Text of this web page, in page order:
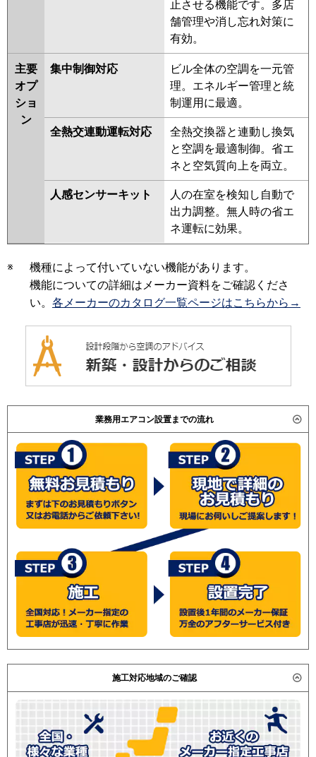
止させる機能です。多店
舗管理や消し忘れ対策に
有効。
主要
オプ
ショ
ン
集中制御対応
ビル全体の空調を一元管
理。エネルギー管理と統
制運用に最適。
全熱交連動運転対応
全熱交換器と連動し換気
と空調を最適制御。省エ
ネと空気質向上を両立。
人感センサーキット
人の在室を検知し自動で
出力調整。無人時の省エ
ネ運転に効果。
※
機種によって付いていない機能があります。
機能についての詳細はメーカー資料をご確認くださ
い。 各メーカーのカタログ一覧ページはこちらから→
業務用エアコン設置までの流れ
施工対応地域のご確認